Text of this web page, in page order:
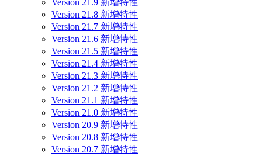
Version 21.9 新增特性
Version 21.8 新增特性
Version 21.7 新增特性
Version 21.6 新增特性
Version 21.5 新增特性
Version 21.4 新增特性
Version 21.3 新增特性
Version 21.2 新增特性
Version 21.1 新增特性
Version 21.0 新增特性
Version 20.9 新增特性
Version 20.8 新增特性
Version 20.7 新增特性